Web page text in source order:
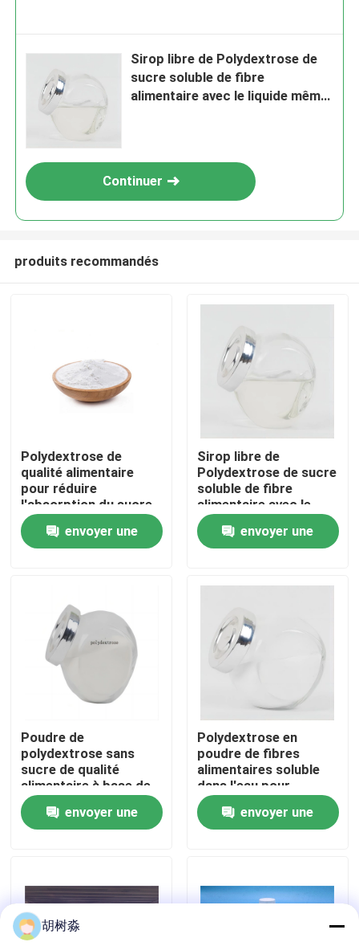
Maison
Produits
Visite d'usine
Contrôle de qualité
Contactez-nous
Demandez une citation
alcools sucrés
Dextrine résistante
Sirop libre de Polydextrose de
sucre soluble de fibre
alimentaire avec le liquide même
Continuer
produits recommandés
Polydextrose de
qualité alimentaire
pour réduire
l'absorption du sucre
et contrôler les taux
de sucre dans le sang
envoyer une
Sirop libre de
Polydextrose de sucre
soluble de fibre
alimentaire avec le
liquide même de
Polydextrose de
couleur claire pour les
sucre
envoyer une
Poudre de
polydextrose sans
sucre de qualité
alimentaire à base de
fibres alimentaires
envoyer une
Polydextrose en
poudre de fibres
alimentaires soluble
dans l'eau pour
boissons ISO
approuvéeenvoyer une
胡树淼